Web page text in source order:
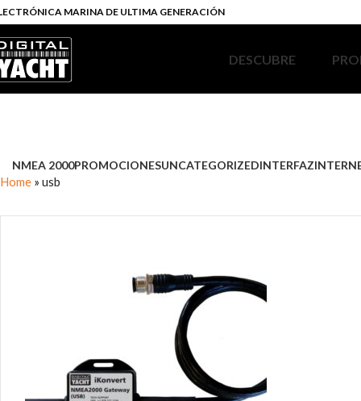
MARINA DE ULTIMA GENERACIÓN
DESCUBRE
NMEA 2000PROMOCIONESUNCATEGORIZEDINTERFAZ
Home » usb